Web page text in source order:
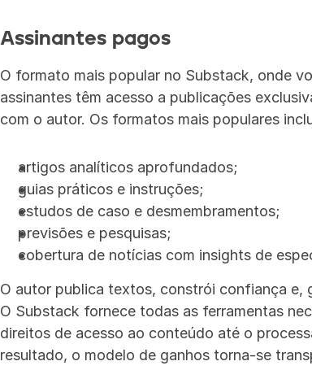
Assinantes pagos
O formato mais popular no Substack, onde
assinantes têm acesso a publicações
com o autor. Os formatos mais populares
artigos analíticos aprofundados;
guias práticos e instruções;
estudos de caso e desmembramentos;
previsões e pesquisas;
cobertura de notícias com insights de
O autor publica textos, constrói confiança e,
O Substack fornece todas as ferramentas
direitos de acesso ao conteúdo até o
resultado, o modelo de ganhos torna-se